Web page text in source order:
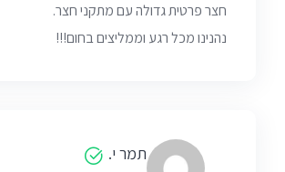
חצר פרטית גדולה עם מתקני חצר.
נהנינו מכל רגע וממליצים בחום!!!
תמר י.